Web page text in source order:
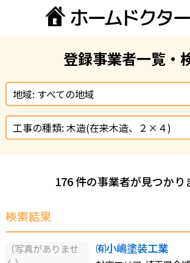
登録事業者一覧・
地域: すべての地域
工事の種類: 木造(在来木造、２×４)
176 件の事業者が見つかり
検索結果
（写真がありませ
㈲小嶋塗装工業